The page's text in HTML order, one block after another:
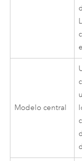
Modelo central